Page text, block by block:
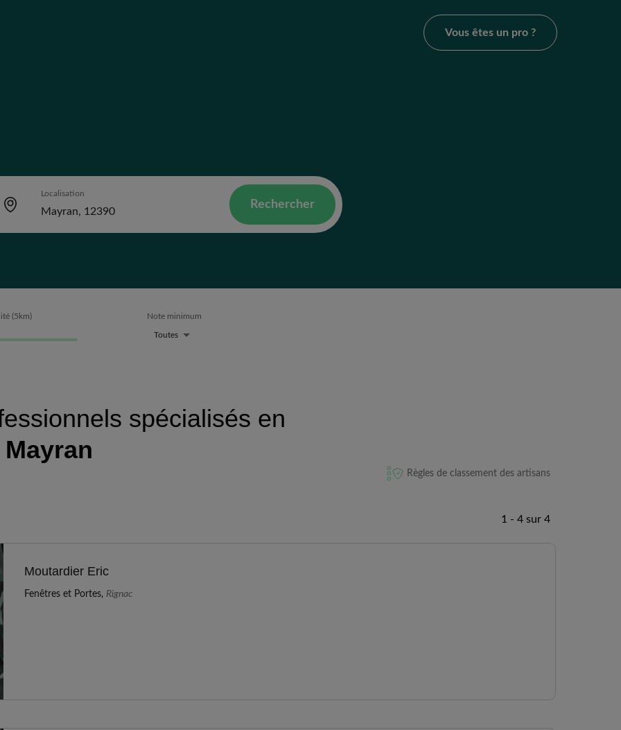
Vous êtes un pro ?
Localisation
Rechercher
(5 km) Note minimum
Toutes
spécialisés en
Mayran
Règles de classement des artisans
1 - 4 sur 4
Moutardier Eric
Fenêtres et Portes, Rignac